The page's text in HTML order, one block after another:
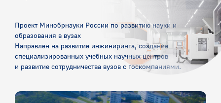
Проект Минобрнауки России по развитию науки и
образования в вузах
Направлен на развитие инжиниринга, создание
специализированных учебных научных центров
и развитие сотрудничества вузов с госкомпаниями.